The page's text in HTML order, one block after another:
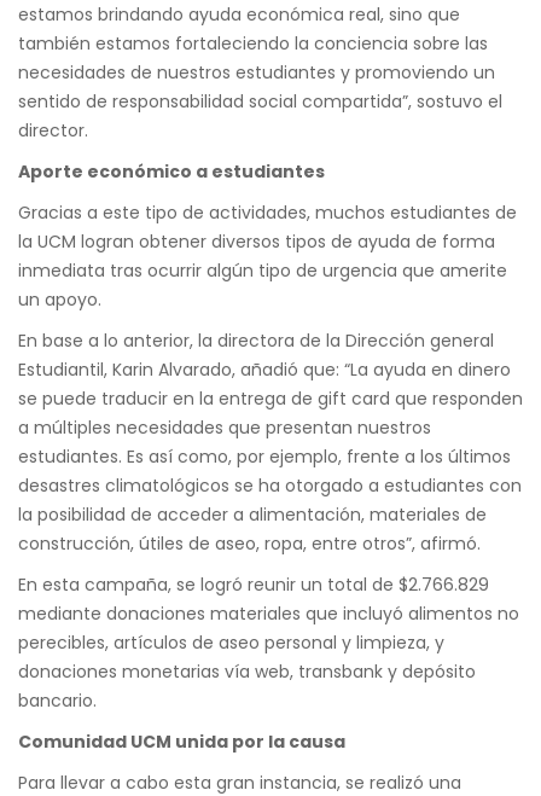
estamos brindando ayuda económica real, sino que
también estamos fortaleciendo la conciencia sobre las
necesidades de nuestros estudiantes y promoviendo un
sentido de responsabilidad social compartida”, sostuvo el
director.
Aporte económico a estudiantes
Gracias a este tipo de actividades, muchos estudiantes de
la UCM logran obtener diversos tipos de ayuda de forma
inmediata tras ocurrir algún tipo de urgencia que amerite
un apoyo.
En base a lo anterior, la directora de la Dirección general
Estudiantil, Karin Alvarado, añadió que: “La ayuda en dinero
se puede traducir en la entrega de gift card que responden
a múltiples necesidades que presentan nuestros
estudiantes. Es así como, por ejemplo, frente a los últimos
desastres climatológicos se ha otorgado a estudiantes con
la posibilidad de acceder a alimentación, materiales de
construcción, útiles de aseo, ropa, entre otros”, afirmó.
En esta campaña, se logró reunir un total de $2.766.829
mediante donaciones materiales que incluyó alimentos no
perecibles, artículos de aseo personal y limpieza, y
donaciones monetarias vía web, transbank y depósito
bancario.
Comunidad UCM unida por la causa
Para llevar a cabo esta gran instancia, se realizó una